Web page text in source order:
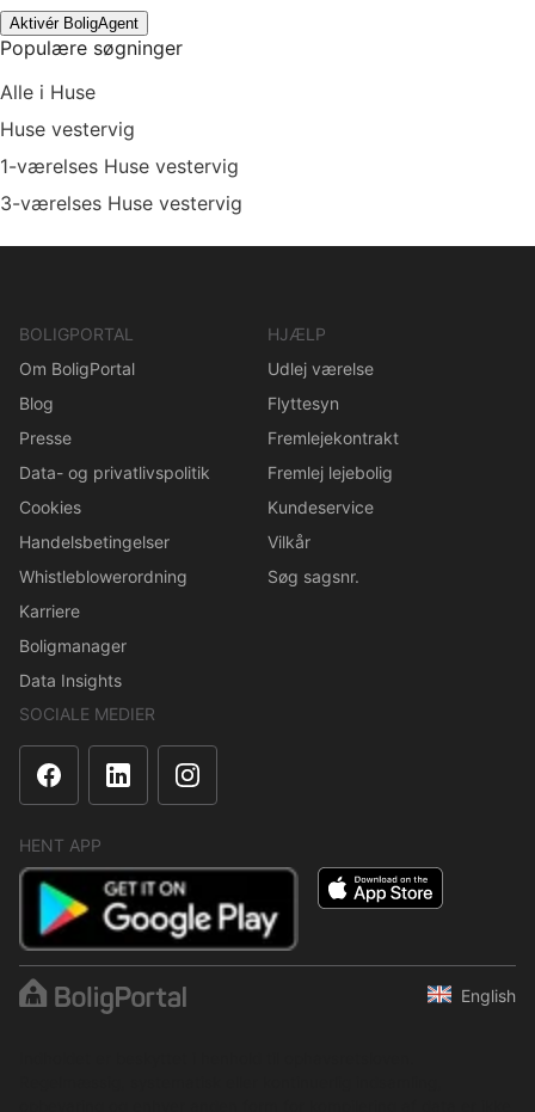
Aktivér BoligAgent
Populære søgninger
Alle i Huse
Huse vestervig
1-værelses Huse vestervig
3-værelses Huse vestervig
BOLIGPORTAL
Om BoligPortal
Blog
Presse
Data- og privatlivspolitik
Cookies
Handelsbetingelser
Whistleblowerordning
Karriere
Boligmanager
Data Insights
HJÆLP
Udlej værelse
Flyttesyn
Fremlejekontrakt
Fremlej lejebolig
Kundeservice
Vilkår
Søg sagsnr.
SOCIALE MEDIER
HENT APP
English